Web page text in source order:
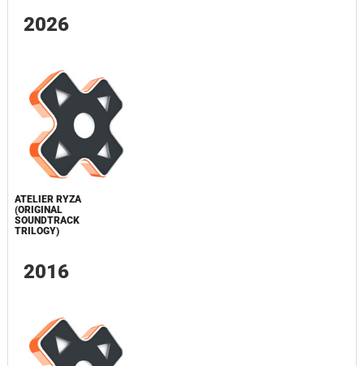
2026
ATELIER RYZA
(ORIGINAL
SOUNDTRACK
TRILOGY)
2016